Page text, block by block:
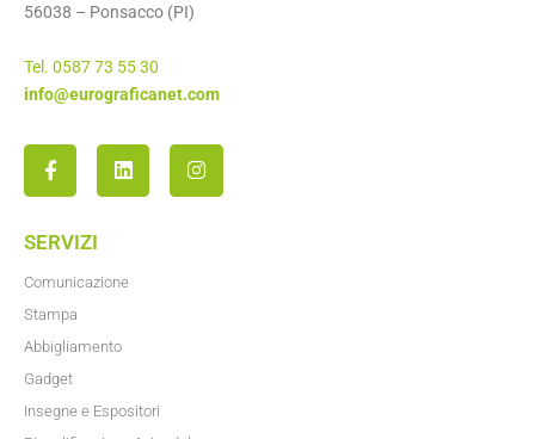
56038 – Ponsacco (PI)
Tel. 0587 73 55 30
info@eurograficanet.com
SERVIZI
Comunicazione
Stampa
Abbigliamento
Gadget
Insegne e Espositori